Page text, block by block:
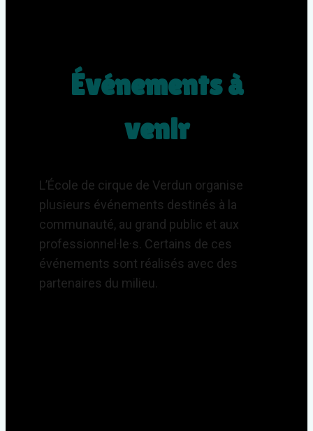
Événements à
venir
L’École de cirque de Verdun organise
plusieurs événements destinés à la
communauté, au grand public et aux
professionnel·le·s. Certains de ces
événements sont réalisés avec des
partenaires du milieu.